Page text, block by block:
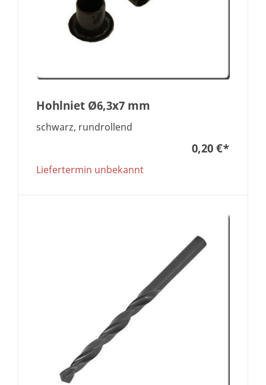
Hohlniet Ø6,3x7 mm
schwarz, rundrollend
0,20 €*
Liefertermin unbekannt